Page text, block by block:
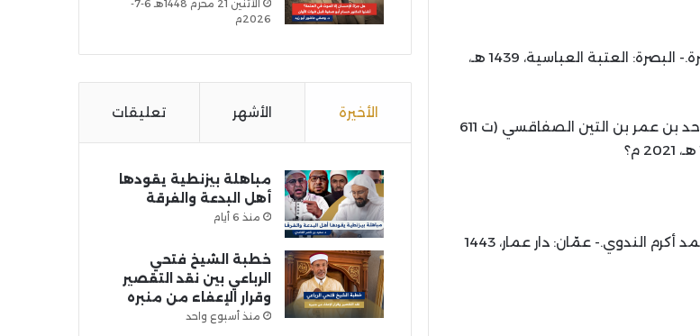
/ مركز تراث البصرة.- البصرة: العتبة العباسية، 1439 هـ،
عبدالواحد بن عمر بن التين الصفاقسي (ت 611
محمد أكرم الندوي.- عمّان: دار عمار، 1443
الأثنين 21 محرم 1448هـ 6-7-
2026م
الأخيرة الأشهر تعليقات
مباهلة بيزنطية يقودها
أهل البدعة والفرقة
منذ 6 أيام
خطبة الشيخ فتحي
الرباعي بين نقد التقصير
وقرار الإعفاء من منبره
منذ أسبوع واحد